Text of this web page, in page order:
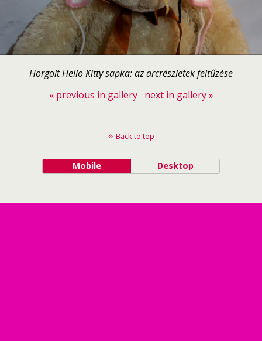
Horgolt Hello Kitty sapka: az arcrészletek feltűzése
« previous in gallery
next in gallery »
Back to top
Mobile Desktop